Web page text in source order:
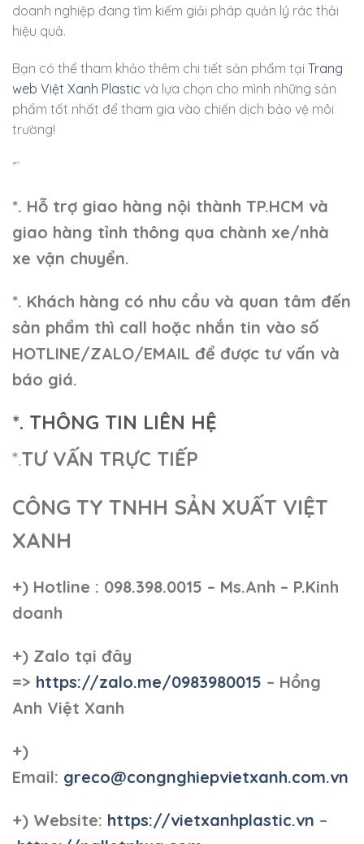
doanh nghiệp đang tìm kiếm giải pháp quản lý rác thải
hiệu quả.
Bạn có thể tham khảo thêm chi tiết sản phẩm tại Trang
web Việt Xanh Plastic và lựa chọn cho mình những sản
phẩm tốt nhất để tham gia vào chiến dịch bảo vệ môi
trường!
“`
*. Hỗ trợ giao hàng nội thành TP.HCM và
giao hàng tỉnh thông qua chành xe/nhà
xe vận chuyển.
*. Khách hàng có nhu cầu và quan tâm đến
sản phẩm thì call hoặc nhắn tin vào số
HOTLINE/ZALO/EMAIL để được tư vấn và
báo giá.
*. THÔNG TIN LIÊN HỆ
*.TƯ VẤN TRỰC TIẾP
CÔNG TY TNHH SẢN XUẤT VIỆT
XANH
+) Hotline : 098.398.0015 – Ms.Anh – P.Kinh
doanh
+) Zalo tại đây
=> https://zalo.me/0983980015 – Hồng
Anh Việt Xanh
+)
Email: greco@congnghiepvietxanh.com.vn
+) Website: https://vietxanhplastic.vn –